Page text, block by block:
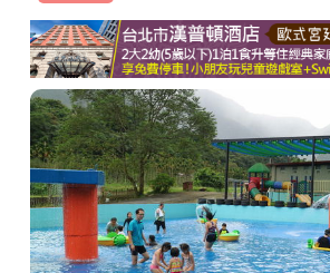
商家合作
推薦景點
討論區
聯絡我們